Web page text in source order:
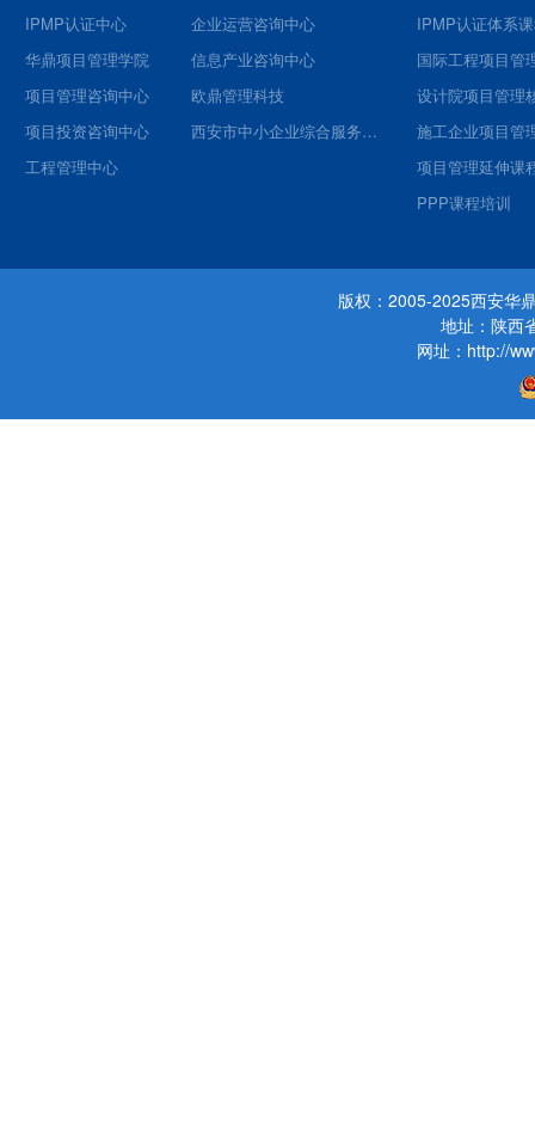
IPMP认证中心
华鼎项目管理学院
项目管理咨询中心
项目投资咨询中心
工程管理中心
企业运营咨询中心
信息产业咨询中心
欧鼎管理科技
西安市中小企业综合服务平台
IPMP认证体系
国际工程项目管
施工企业项目管
项目管理延伸课
PPP课程培训
版权：2005-2025西安华
地址：陕西
网址：http://